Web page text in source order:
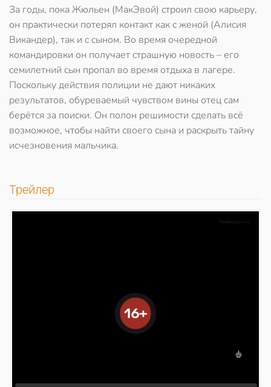
За годы, пока Жюльен (МакЭвой) строил свою карьеру,
он практически потерял контакт как с женой (Алисия
Викандер), так и с сыном. Во время очередной
командировки он получает страшную новость – его
семилетний сын пропал во время отдыха в лагере.
Поскольку действия полиции не дают никаких
результатов, обуреваемый чувством вины отец сам
берётся за поиски. Он полон решимости сделать всё
возможное, чтобы найти своего сына и раскрыть тайну
исчезновения мальчика.
Трейлер